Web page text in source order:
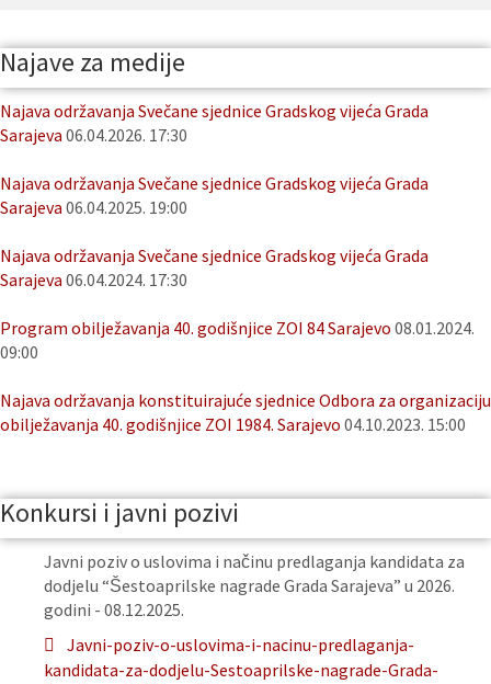
Najave za medije
Najava održavanja Svečane sjednice Gradskog vijeća Grada
Sarajeva 06.04.2026. 17:30
Najava održavanja Svečane sjednice Gradskog vijeća Grada
Sarajeva 06.04.2025. 19:00
Najava održavanja Svečane sjednice Gradskog vijeća Grada
Sarajeva 06.04.2024. 17:30
Program obilježavanja 40. godišnjice ZOI 84 Sarajevo 08.01.2024.
09:00
Najava održavanja konstituirajuće sjednice Odbora za organizaciju
obilježavanja 40. godišnjice ZOI 1984. Sarajevo 04.10.2023. 15:00
Konkursi i javni pozivi
Javni poziv o uslovima i načinu predlaganja kandidata za
dodjelu “Šestoaprilske nagrade Grada Sarajeva” u 2026.
godini - 08.12.2025.
Javni-poziv-o-uslovima-i-nacinu-predlaganja-
kandidata-za-dodjelu-Sestoaprilske-nagrade-Grada-